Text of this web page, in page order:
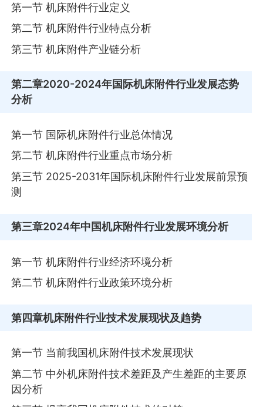
第一节 机床附件行业定义
第二节 机床附件行业特点分析
第三节 机床附件产业链分析
第二章2020-2024年国际机床附件行业发展态势
分析
第一节 国际机床附件行业总体情况
第二节 机床附件行业重点市场分析
第三节 2025-2031年国际机床附件行业发展前景预
测
第三章2024年中国机床附件行业发展环境分析
第一节 机床附件行业经济环境分析
第二节 机床附件行业政策环境分析
第四章机床附件行业技术发展现状及趋势
第一节 当前我国机床附件技术发展现状
第二节 中外机床附件技术差距及产生差距的主要原
因分析